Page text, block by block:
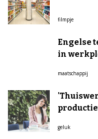
filmpje
Engelse
in
maatschappij
geluk